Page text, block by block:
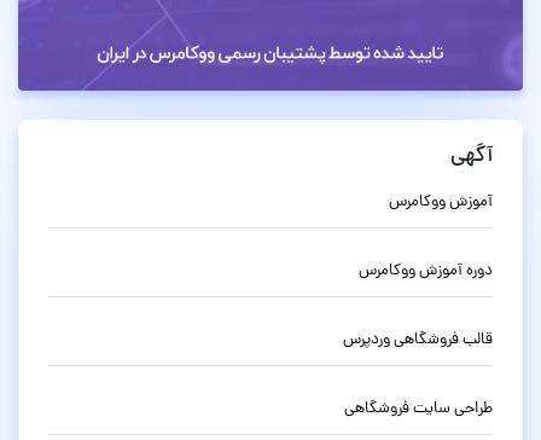
آگهی
آموزش ووکامرس
دوره آموزش ووکامرس
قالب فروشگاهی وردپرس
طراحی سایت فروشگاهی